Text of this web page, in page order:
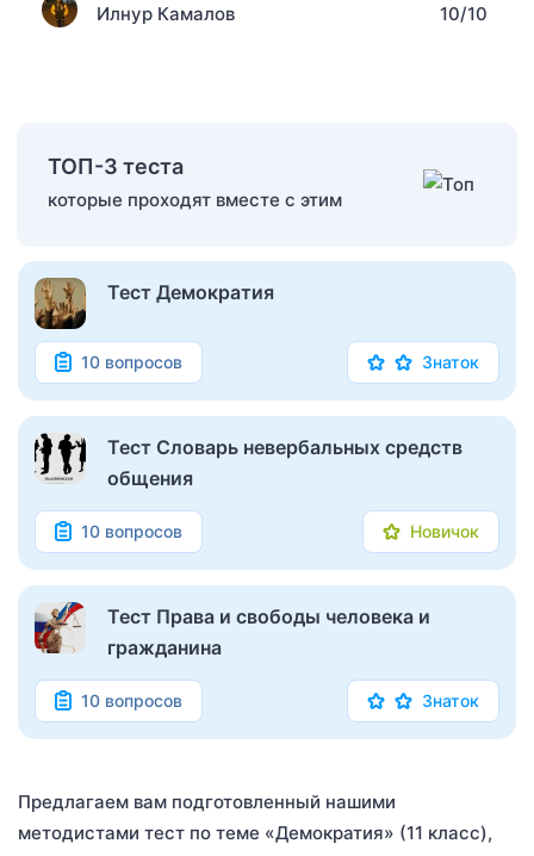
Илнур Камалов 10/10
ТОП-3 теста
которые проходят вместе с этим
Тест Демократия
10 вопросов Знаток
Тест Словарь невербальных средств
общения
10 вопросов Новичок
Тест Права и свободы человека и
гражданина
10 вопросов Знаток
Предлагаем вам подготовленный нашими
методистами тест по теме «Демократия» (11 класс),